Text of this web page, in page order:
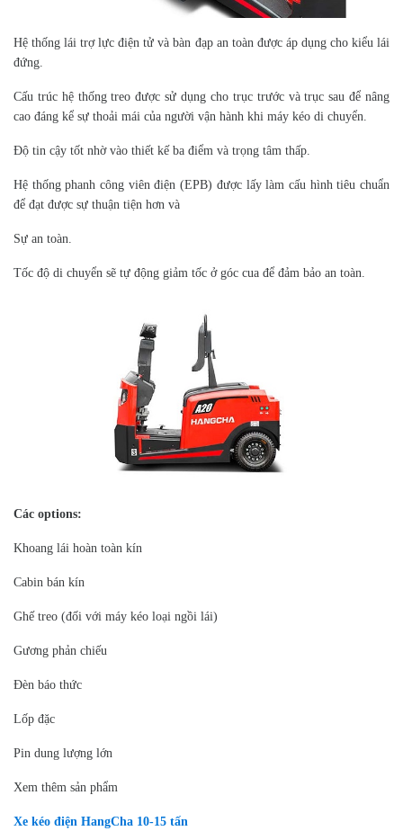
Hệ thống lái trợ lực điện tử và bàn đạp an toàn được áp dụng cho kiểu lái
đứng.
Cấu trúc hệ thống treo được sử dụng cho trục trước và trục sau để nâng
cao đáng kể sự thoải mái của người vận hành khi máy kéo di chuyển.
Độ tin cậy tốt nhờ vào thiết kế ba điểm và trọng tâm thấp.
Hệ thống phanh công viên điện (EPB) được lấy làm cấu hình tiêu chuẩn
để đạt được sự thuận tiện hơn và
Sự an toàn.
Tốc độ di chuyển sẽ tự động giảm tốc ở góc cua để đảm bảo an toàn.
Các options:
Khoang lái hoàn toàn kín
Cabin bán kín
Ghế treo (đối với máy kéo loại ngồi lái)
Gương phản chiếu
Đèn báo thức
Lốp đặc
Pin dung lượng lớn
Xem thêm sản phẩm
Xe kéo điện HangCha 10-15 tấn